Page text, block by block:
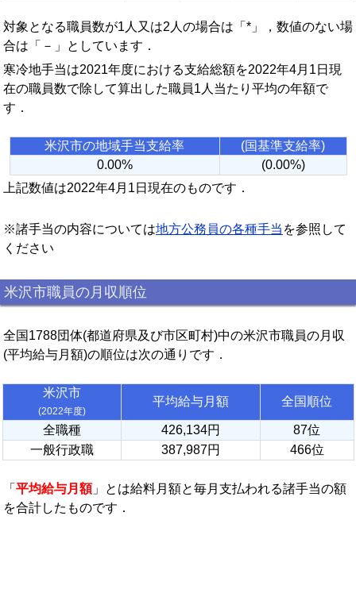
対象となる職員数が1人又は2人の場合は「*」，数値のない場
合は「－」としています．
寒冷地手当は2021年度における支給総額を2022年4月1日現
在の職員数で除して算出した職員1人当たり平均の年額で
す．
米沢市の地域手当支給率
(国基準支給率)
0.00%
(0.00%)
上記数値は2022年4月1日現在のものです．
※諸手当の内容については地方公務員の各種手当 を参照して
ください
米沢市職員の月収順位
全国1788団体(都道府県及び市区町村)中の米沢市職員の月収
(平均給与月額)の順位は次の通りです．
米沢市
(2022年度)
平均給与月額 全国順位
全職種 426,134円
87位
一般行政職
387,987円 466位
「 平均給与月額」とは給料月額と毎月支払われる諸手当の額
を合計したものです．